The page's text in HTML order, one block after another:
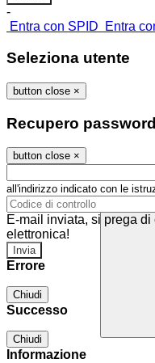
-
Entra con SPID
Entra
Seleziona utente
button close ×
Recupero password
button close ×
all'indirizzo indicato con le
E-mail inviata, si prega
elettronica!
Errore
Chiudi
Successo
Chiudi
Informazione